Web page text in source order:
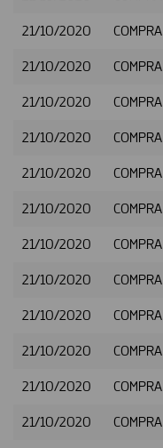
21/10/2020 COMPRA
21/10/2020 COMPRA
21/10/2020 COMPRA
21/10/2020 COMPRA
21/10/2020 COMPRA
21/10/2020 COMPRA
21/10/2020 COMPRA
21/10/2020 COMPRA
21/10/2020 COMPRA
21/10/2020 COMPRA
21/10/2020 COMPRA
21/10/2020 COMPRA